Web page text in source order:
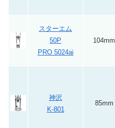
スターエム
50P
PRO 5024ai
104mm
神沢
K-801
85mm